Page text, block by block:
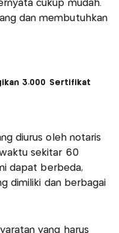
cukup mudah.
dan membutuhkan
3.000 Sertifikat
diurus oleh notaris
sekitar 60
dapat berbeda,
dimiliki dan berbagai
yang harus